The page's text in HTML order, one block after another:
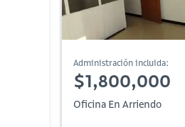
Administración incluida:
$1,800,000
Oficina En Arriendo